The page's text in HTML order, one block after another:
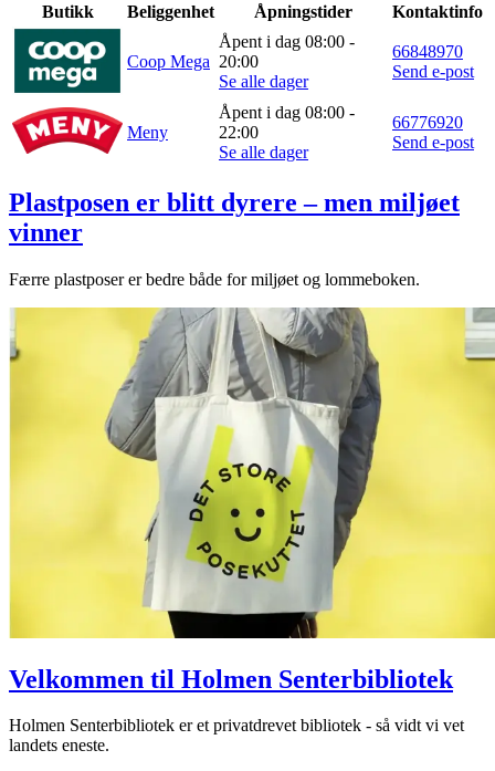
Butikk
Beliggenhet Åpningstider Kontaktinfo
Coop Mega
Åpent i dag 08:00 -
20:00
Se alle dager
66848970
Send e-post
Meny
Åpent i dag 08:00 -
22:00
Se alle dager
66776920
Send e-post
Plastposen er blitt dyrere – men miljøet
vinner
Færre plastposer er bedre både for miljøet og lommeboken.
Velkommen til Holmen Senterbibliotek
Holmen Senterbibliotek er et privatdrevet bibliotek - så vidt vi vet
landets eneste.